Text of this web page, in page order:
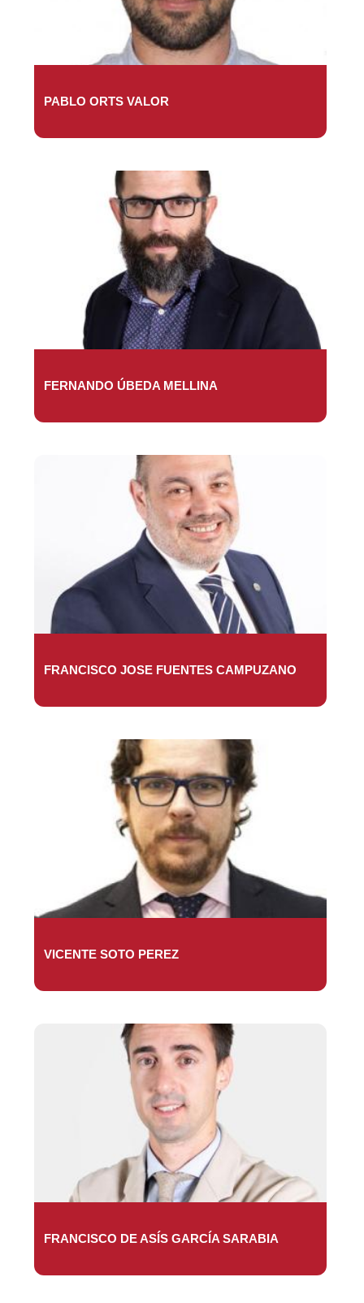
PABLO ORTS VALOR
FERNANDO ÚBEDA MELLINA
FRANCISCO JOSE FUENTES CAMPUZANO
VICENTE SOTO PEREZ
FRANCISCO DE ASÍS GARCÍA SARABIA